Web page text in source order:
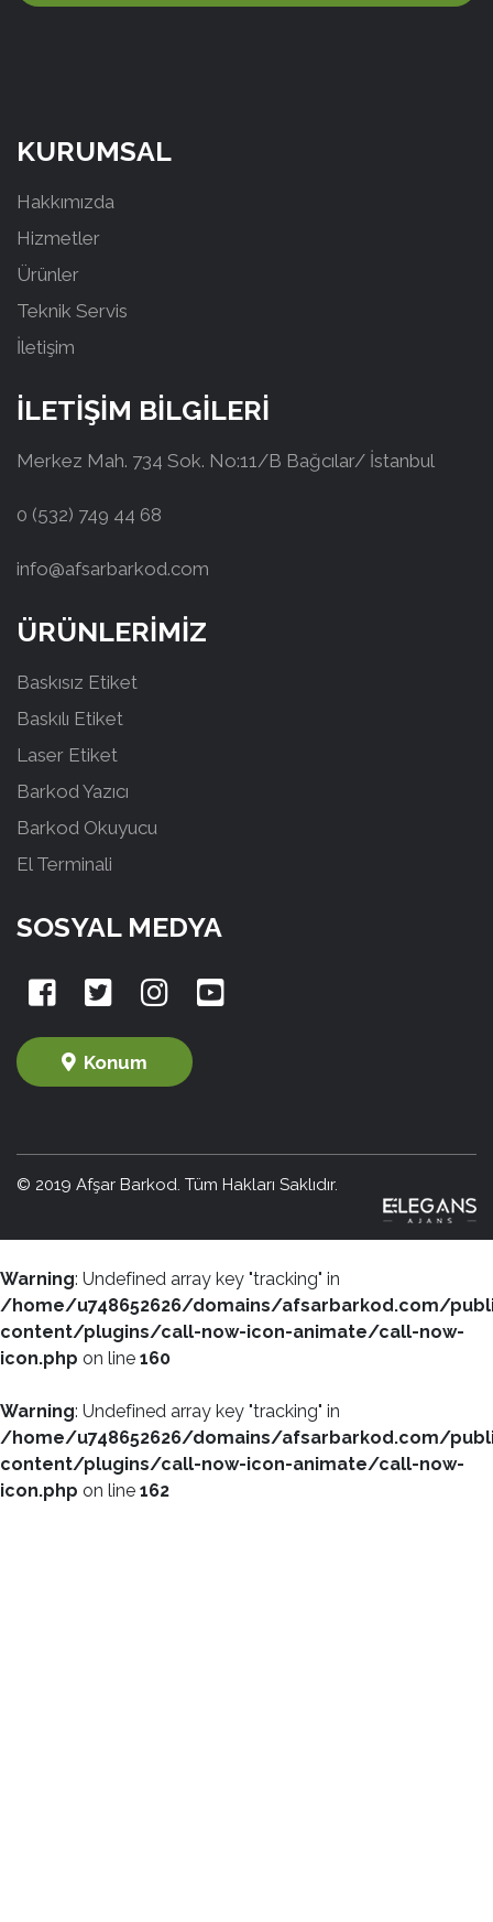
KURUMSAL
Hakkımızda
Hizmetler
Ürünler
Teknik Servis
İletişim
İLETİŞİM BİLGİLERİ
Merkez Mah. 734 Sok. No:11/B Bağcılar/ İstanbul
0 (532) 749 44 68
info@afsarbarkod.com
ÜRÜNLERİMİZ
Baskısız Etiket
Baskılı Etiket
Laser Etiket
Barkod Yazıcı
Barkod Okuyucu
El Terminali
SOSYAL MEDYA
Konum
© 2019 Afşar Barkod. Tüm Hakları Saklıdır.
Warning: Undefined array key "tracking" in
/home/u748652626/domains/afsarbarkod.com/
content/plugins/call-now-icon-animate/call-now-
icon.php on line 160
Warning: Undefined array key "tracking" in
/home/u748652626/domains/afsarbarkod.com/
content/plugins/call-now-icon-animate/call-now-
icon.php on line 162